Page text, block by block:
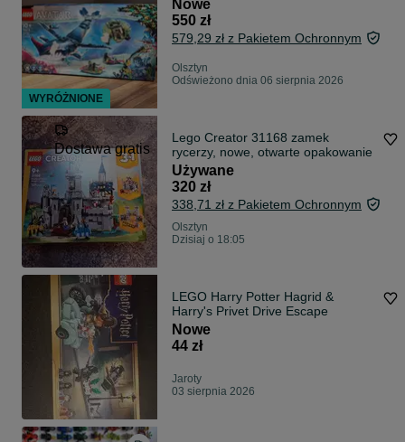
Nowe
550 zł
579,29 zł z Pakietem Ochronnym
Olsztyn
Odświeżono dnia 06 sierpnia 2026
Dostawa gratis
Lego Creator 31168 zamek
rycerzy, nowe, otwarte opakowanie
Używane
320 zł
338,71 zł z Pakietem Ochronnym
Olsztyn
Dzisiaj o 18:05
LEGO Harry Potter Hagrid &
Harry's Privet Drive Escape
Nowe
44 zł
Jaroty
03 sierpnia 2026
WYRÓŻNIONE